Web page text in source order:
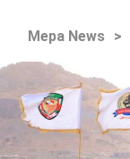
Mepa News >